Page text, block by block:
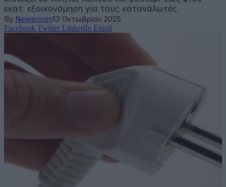
εκατ. εξοικονόμηση για τους καταναλωτές.
By Newsroom13 Οκτωβρίου 2025
Facebook Twitter LinkedIn Email